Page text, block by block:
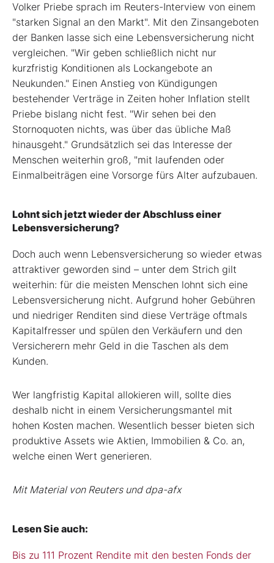
Volker Priebe sprach im Reuters-Interview von einem
"starken Signal an den Markt". Mit den Zinsangeboten
der Banken lasse sich eine Lebensversicherung nicht
vergleichen. "Wir geben schließlich nicht nur
kurzfristig Konditionen als Lockangebote an
Neukunden." Einen Anstieg von Kündigungen
bestehender Verträge in Zeiten hoher Inflation stellt
Priebe bislang nicht fest. "Wir sehen bei den
Stornoquoten nichts, was über das übliche Maß
hinausgeht." Grundsätzlich sei das Interesse der
Menschen weiterhin groß, "mit laufenden oder
Einmalbeiträgen eine Vorsorge fürs Alter aufzubauen.
Lohnt sich jetzt wieder der Abschluss einer
Lebensversicherung?
Doch auch wenn Lebensversicherung so wieder etwas
attraktiver geworden sind – unter dem Strich gilt
weiterhin: für die meisten Menschen lohnt sich eine
Lebensversicherung nicht. Aufgrund hoher Gebühren
und niedriger Renditen sind diese Verträge oftmals
Kapitalfresser und spülen den Verkäufern und den
Versicherern mehr Geld in die Taschen als dem
Kunden.
Wer langfristig Kapital allokieren will, sollte dies
deshalb nicht in einem Versicherungsmantel mit
hohen Kosten machen. Wesentlich besser bieten sich
produktive Assets wie Aktien, Immobilien & Co. an,
welche einen Wert generieren.
Mit Material von Reuters und dpa-afx
Lesen Sie auch:
Bis zu 111 Prozent Rendite mit den besten Fonds der